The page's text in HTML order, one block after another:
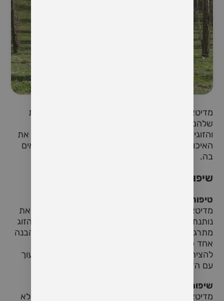
מדיטציה ומיינדפולנס זכו להכרה בהשפעות החיוביות
שלהם על רווחת הפרט. כשהם משולבים בנישואין
והזוגיות, שיטות עבודה אלו יכולות לשפר משמעותית את
האיכות והדינמיקה של מערכת היחסים שאתם נמצאים
בה.
שיפור הקשר הרגשי
טיפוח טוב לב ואמפתיה
מדיטציה, עוזרת בניקוי המטענים השליליים בחינו ובזאת
נותנת יותר מקום לטיפוח טוב לב וחמלה. כאשר בני הזוג
מתרגלים מדיטציה, הם נוטים לפתח יותר אמפתיה והבנה
אחד כלפי השניה. הקשר הרגשי המעמיק הזה יכול
להצית מחדש את האהבה והאינטימיות שעלולים לדעוך
עם הזמן.
שיפור התקשורת
מדיטציה קבועה יכולה להוביל למצב תודעתי רגוע ומלא